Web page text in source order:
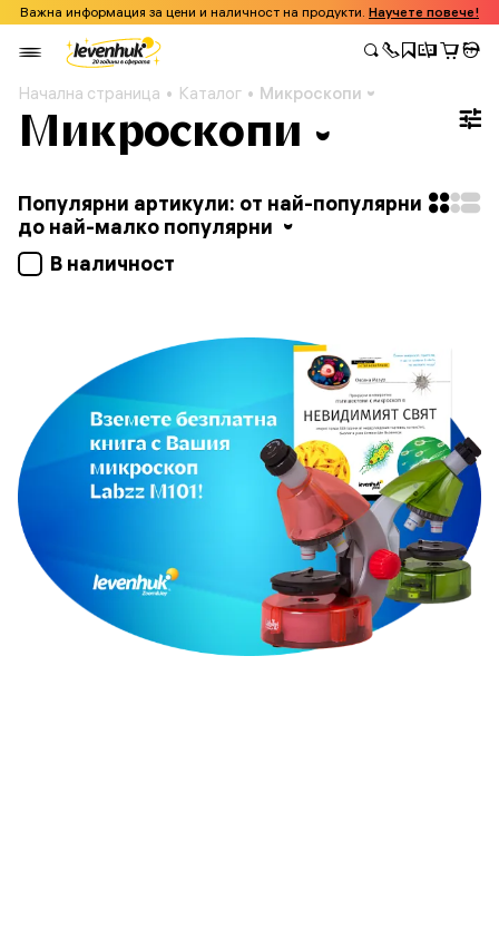
Важна информация за цени и наличност на продукти. Научете повече!
Начална страница Каталог Микроскопи
Микроскопи
Популярни артикули: от най-популярни
до най-малко популярни
В наличност